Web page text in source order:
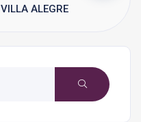
VILLA ALEGRE